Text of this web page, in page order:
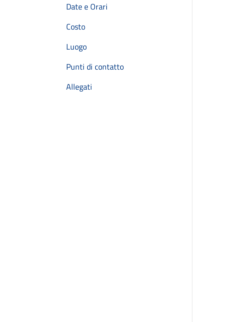
Date e Orari
Costo
Luogo
Punti di contatto
Allegati